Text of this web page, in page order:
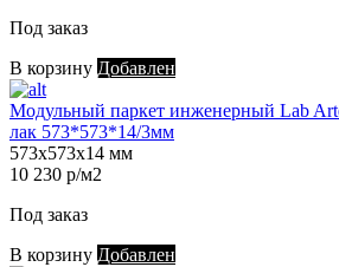
Под заказ
В корзину Добавлен
Модульный паркет инженерный Lab
лак 573*573*14/3мм
573х573х14 мм
10 230 р/м2
Под заказ
В корзину Добавлен